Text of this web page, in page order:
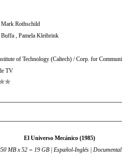
Peter F. Buffa , Mark Rothschild
Jack Arnold , Peter F. Buffa , Pamela Kleibrink
of Technology (Caltech) / Corp. for
TV
El Universo Mecánico (1985)
MB x 52 = 19 GB | Español-Inglés |